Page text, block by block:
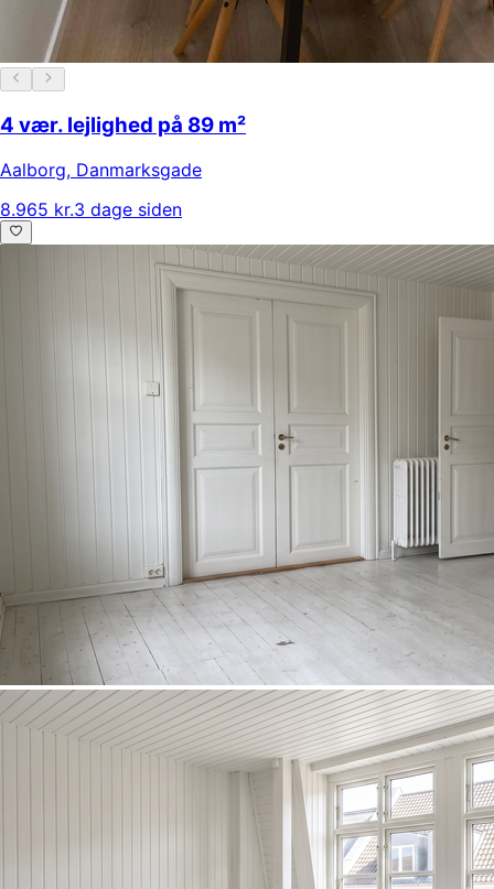
4 vær. lejlighed på 89 m²
Aalborg, Danmarksgade
8.965 kr.3 dage siden